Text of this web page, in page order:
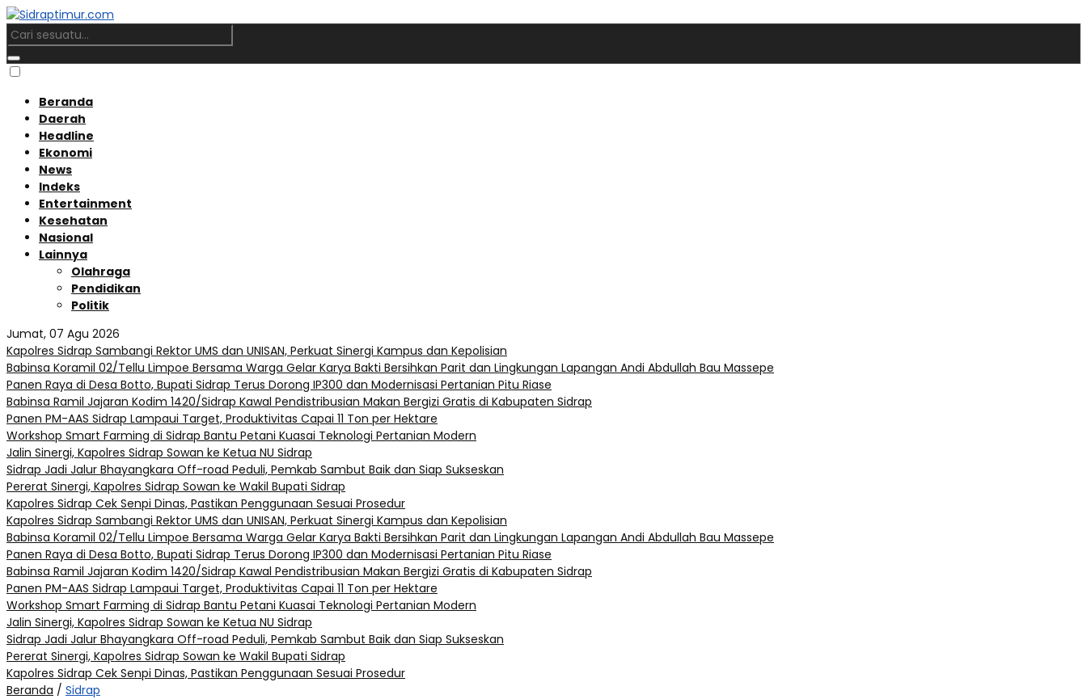
Beranda
Daerah
Headline
Ekonomi
News
Indeks
Entertainment
Kesehatan
Nasional
Lainnya
Olahraga
Pendidikan
Politik
Jumat, 07 Agu 2026
Kapolres Sidrap Sambangi Rektor UMS dan UNISAN, Perkuat Sinergi Kampus dan Kepolisian
Babinsa Koramil 02/Tellu Limpoe Bersama Warga Gelar Karya Bakti Bersihkan Parit dan Lingkungan Lapangan Andi Abdullah Bau Massepe
Panen Raya di Desa Botto, Bupati Sidrap Terus Dorong IP300 dan Modernisasi Pertanian Pitu Riase
Babinsa Ramil Jajaran Kodim 1420/Sidrap Kawal Pendistribusian Makan Bergizi Gratis di Kabupaten Sidrap
Panen PM-AAS Sidrap Lampaui Target, Produktivitas Capai 11 Ton per Hektare
Workshop Smart Farming di Sidrap Bantu Petani Kuasai Teknologi Pertanian Modern
Jalin Sinergi, Kapolres Sidrap Sowan ke Ketua NU Sidrap
Sidrap Jadi Jalur Bhayangkara Off-road Peduli, Pemkab Sambut Baik dan Siap Sukseskan
Pererat Sinergi, Kapolres Sidrap Sowan ke Wakil Bupati Sidrap
Kapolres Sidrap Cek Senpi Dinas, Pastikan Penggunaan Sesuai Prosedur
Kapolres Sidrap Sambangi Rektor UMS dan UNISAN, Perkuat Sinergi Kampus dan Kepolisian
Babinsa Koramil 02/Tellu Limpoe Bersama Warga Gelar Karya Bakti Bersihkan Parit dan Lingkungan Lapangan Andi Abdullah Bau Massepe
Panen Raya di Desa Botto, Bupati Sidrap Terus Dorong IP300 dan Modernisasi Pertanian Pitu Riase
Babinsa Ramil Jajaran Kodim 1420/Sidrap Kawal Pendistribusian Makan Bergizi Gratis di Kabupaten Sidrap
Panen PM-AAS Sidrap Lampaui Target, Produktivitas Capai 11 Ton per Hektare
Workshop Smart Farming di Sidrap Bantu Petani Kuasai Teknologi Pertanian Modern
Jalin Sinergi, Kapolres Sidrap Sowan ke Ketua NU Sidrap
Sidrap Jadi Jalur Bhayangkara Off-road Peduli, Pemkab Sambut Baik dan Siap Sukseskan
Pererat Sinergi, Kapolres Sidrap Sowan ke Wakil Bupati Sidrap
Kapolres Sidrap Cek Senpi Dinas, Pastikan Penggunaan Sesuai Prosedur
Beranda / Sidrap